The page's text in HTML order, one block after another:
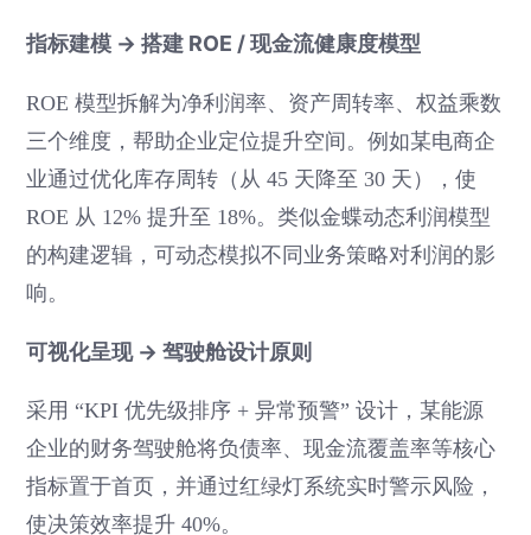
指标建模 → 搭建 ROE / 现金流健康度模型
ROE 模型拆解为净利润率、资产周转率、权益乘数
三个维度，帮助企业定位提升空间。例如某电商企
业通过优化库存周转（从 45 天降至 30 天），使
ROE 从 12% 提升至 18%。类似金蝶动态利润模型
的构建逻辑，可动态模拟不同业务策略对利润的影
响。
可视化呈现 → 驾驶舱设计原则
采用 “KPI 优先级排序 + 异常预警” 设计，某能源
企业的财务驾驶舱将负债率、现金流覆盖率等核心
指标置于首页，并通过红绿灯系统实时警示风险，
使决策效率提升 40%。